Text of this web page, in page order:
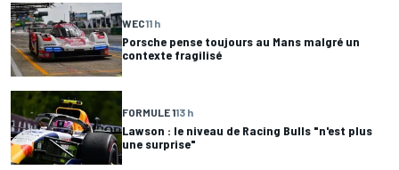
WEC11 h
Porsche pense toujours au Mans malgré un
contexte fragilisé
FORMULE 113 h
Lawson : le niveau de Racing Bulls "n'est plus
une surprise"